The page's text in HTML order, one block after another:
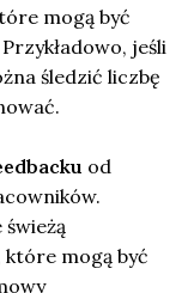
mogą być
jeśli
śledzić liczbę
od
mogą być